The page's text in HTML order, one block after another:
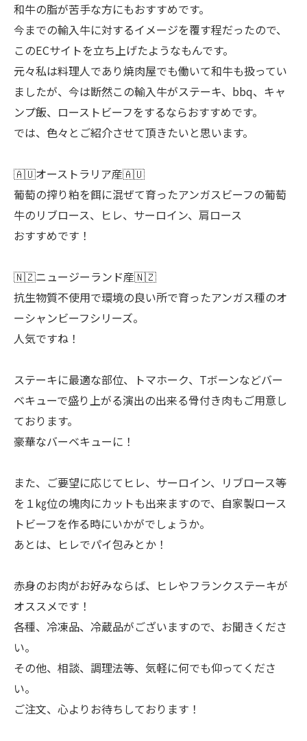
和牛の脂が苦手な方にもおすすめです。
今までの輸入牛に対するイメージを覆す程だったので、
このECサイトを立ち上げたようなもんです。
元々私は料理人であり焼肉屋でも働いて和牛も扱ってい
ましたが、今は断然この輸入牛がステーキ、bbq、キャ
ンプ飯、ローストビーフをするならおすすめです。
では、色々とご紹介させて頂きたいと思います。
🇦🇺オーストラリア産🇦🇺
葡萄の搾り粕を餌に混ぜて育ったアンガスビーフの葡萄
牛のリブロース、ヒレ、サーロイン、肩ロース
おすすめです！
🇳🇿ニュージーランド産🇳🇿
抗生物質不使用で環境の良い所で育ったアンガス種のオ
ーシャンビーフシリーズ。
人気ですね！
ステーキに最適な部位、トマホーク、Tボーンなどバー
ベキューで盛り上がる演出の出来る骨付き肉もご用意し
ております。
豪華なバーベキューに！
また、ご要望に応じてヒレ、サーロイン、リブロース等
を１㎏位の塊肉にカットも出来ますので、自家製ロース
トビーフを作る時にいかがでしょうか。
あとは、ヒレでパイ包みとか！
赤身のお肉がお好みならば、ヒレやフランクステーキが
オススメです！
各種、冷凍品、冷蔵品がございますので、お聞きくださ
い。
その他、相談、調理法等、気軽に何でも仰ってくださ
い。
ご注文、心よりお待ちしております！